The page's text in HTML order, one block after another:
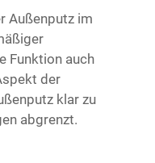
Außenputz im
Funktion auch
der
klar zu
abgrenzt.